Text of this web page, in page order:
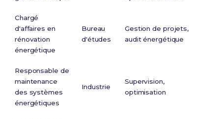
Chargé
d'affaires en
rénovation
énergétique
Bureau
d'études
Gestion de projets,
audit énergétique
Responsable de
maintenance
des systèmes
énergétiques
Industrie
Supervision,
optimisation